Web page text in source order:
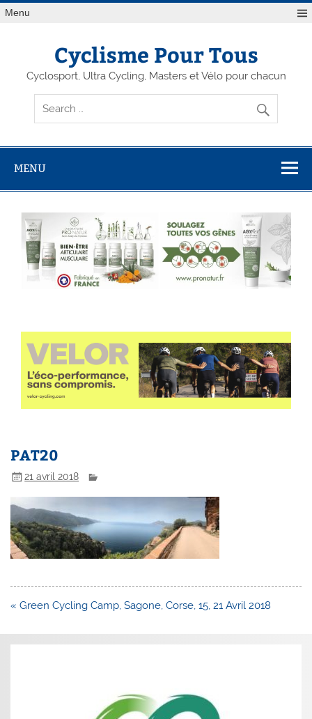
Menu
Cyclisme Pour Tous
Cyclosport, Ultra Cycling, Masters et Vélo pour chacun
MENU
PAT20
21 avril 2018
Navigation
l’article
« Green Cycling Camp, Sagone, Corse, 15, 21 Avril 2018